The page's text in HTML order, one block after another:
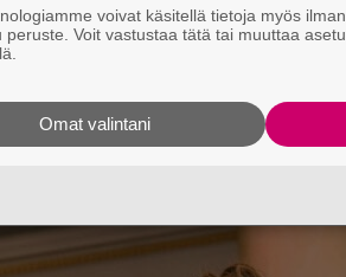
jää plussan puolelle. Kun yhtye
enemmän kohti nimensä
kuranttia tavaraa.
voivat käsitellä tietoja myös
peruste. Voit vastustaa tätä tai muuttaa
Omat valintani